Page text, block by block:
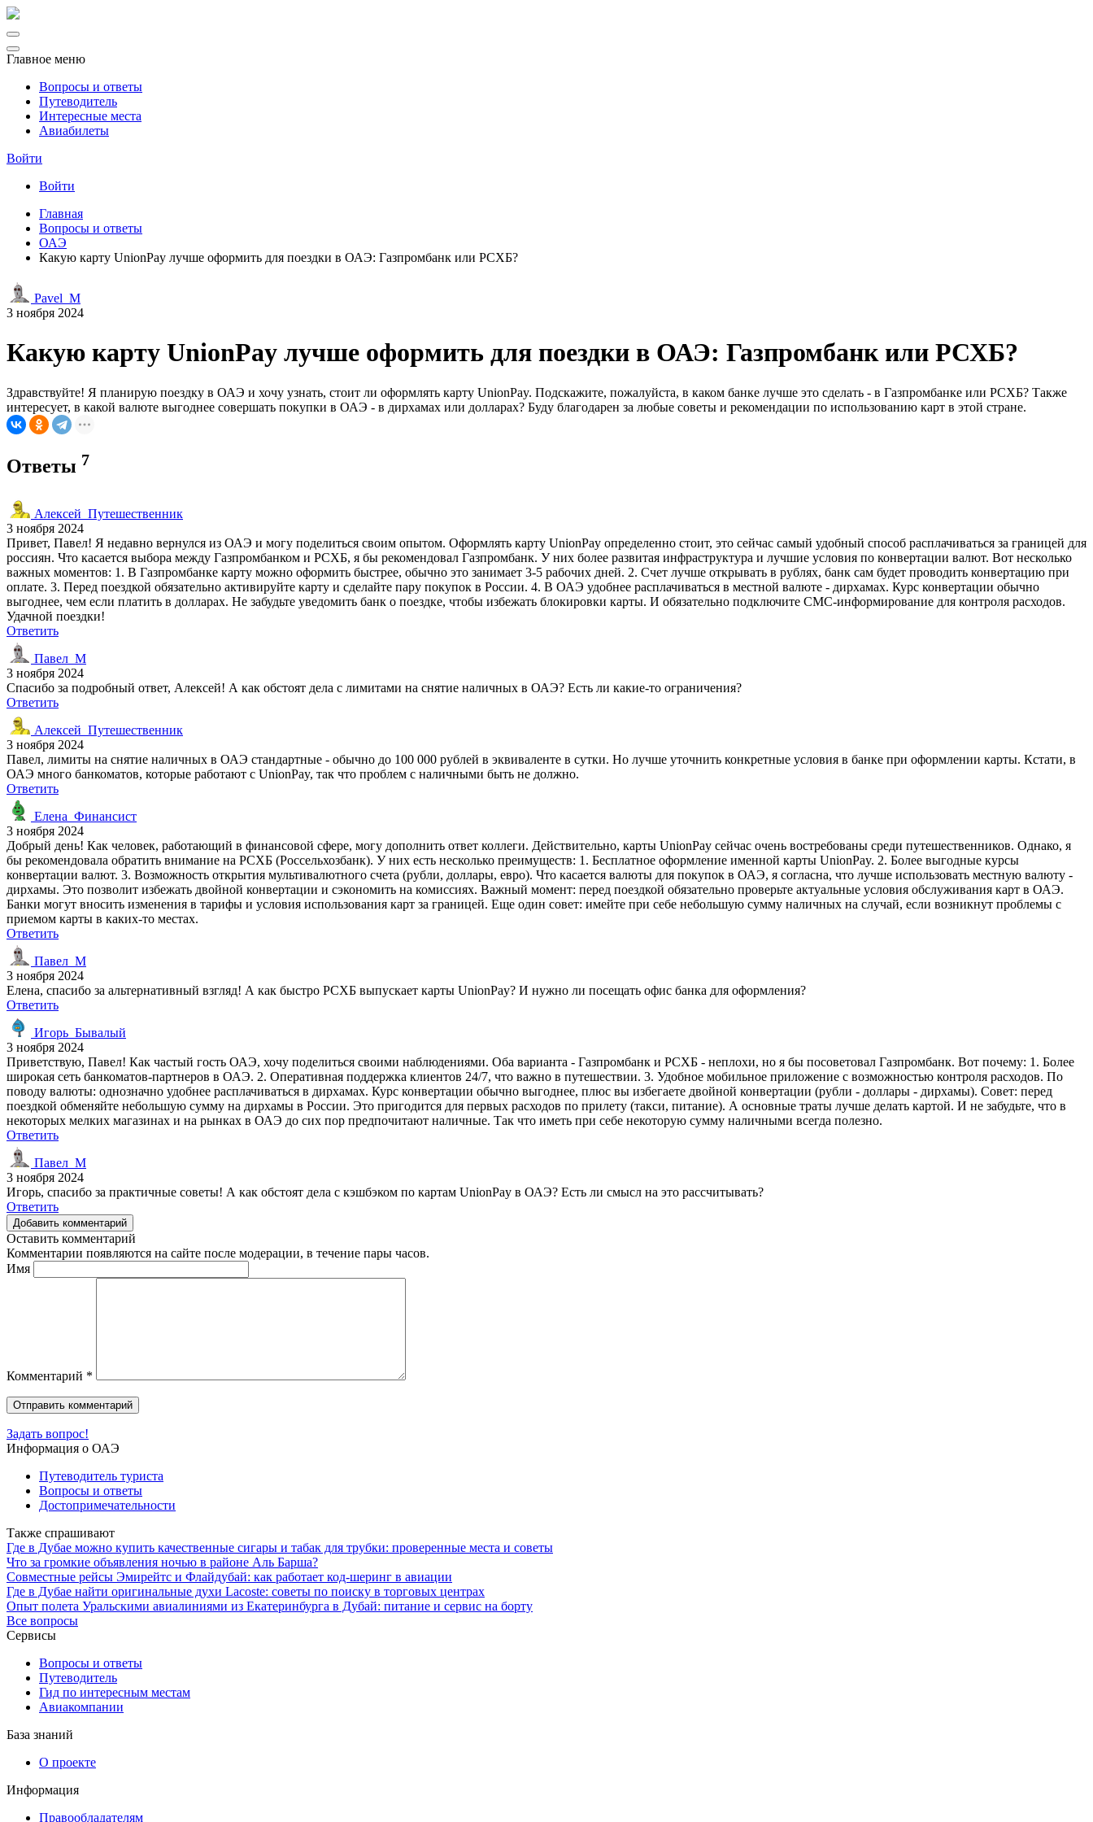
Главное меню
Вопросы и ответы
Путеводитель
Интересные места
Авиабилеты
Войти
Войти
Главная
Вопросы и ответы
ОАЭ
Какую карту UnionPay лучше оформить для поездки в ОАЭ: Газпромбанк или РСХБ?
Pavel_M
3 ноября 2024
Какую карту UnionPay лучше оформить для поездки в ОАЭ: Газпромбанк или РСХБ?
Здравствуйте! Я планирую поездку в ОАЭ и хочу узнать, стоит ли оформлять карту UnionPay. Подскажите, пожалуйста, в каком банке лучше это сделать - в Газпромбанке или РСХБ? Также
интересует, в какой валюте выгоднее совершать покупки в ОАЭ - в дирхамах или долларах? Буду благодарен за любые советы и рекомендации по использованию карт в этой стране.
Ответы 7
Алексей_Путешественник
3 ноября 2024
Привет, Павел! Я недавно вернулся из ОАЭ и могу поделиться своим опытом. Оформлять карту UnionPay определенно стоит, это сейчас самый удобный способ расплачиваться за границей для
россиян. Что касается выбора между Газпромбанком и РСХБ, я бы рекомендовал Газпромбанк. У них более развитая инфраструктура и лучшие условия по конвертации валют. Вот несколько
важных моментов: 1. В Газпромбанке карту можно оформить быстрее, обычно это занимает 3-5 рабочих дней. 2. Счет лучше открывать в рублях, банк сам будет проводить конвертацию при
оплате. 3. Перед поездкой обязательно активируйте карту и сделайте пару покупок в России. 4. В ОАЭ удобнее расплачиваться в местной валюте - дирхамах. Курс конвертации обычно
выгоднее, чем если платить в долларах. Не забудьте уведомить банк о поездке, чтобы избежать блокировки карты. И обязательно подключите СМС-информирование для контроля расходов.
Удачной поездки!
Ответить
Павел_М
3 ноября 2024
Спасибо за подробный ответ, Алексей! А как обстоят дела с лимитами на снятие наличных в ОАЭ? Есть ли какие-то ограничения?
Ответить
Алексей_Путешественник
3 ноября 2024
Павел, лимиты на снятие наличных в ОАЭ стандартные - обычно до 100 000 рублей в эквиваленте в сутки. Но лучше уточнить конкретные условия в банке при оформлении карты. Кстати, в
ОАЭ много банкоматов, которые работают с UnionPay, так что проблем с наличными быть не должно.
Ответить
Елена_Финансист
3 ноября 2024
Добрый день! Как человек, работающий в финансовой сфере, могу дополнить ответ коллеги. Действительно, карты UnionPay сейчас очень востребованы среди путешественников. Однако, я
бы рекомендовала обратить внимание на РСХБ (Россельхозбанк). У них есть несколько преимуществ: 1. Бесплатное оформление именной карты UnionPay. 2. Более выгодные курсы
конвертации валют. 3. Возможность открытия мультивалютного счета (рубли, доллары, евро). Что касается валюты для покупок в ОАЭ, я согласна, что лучше использовать местную валюту -
дирхамы. Это позволит избежать двойной конвертации и сэкономить на комиссиях. Важный момент: перед поездкой обязательно проверьте актуальные условия обслуживания карт в ОАЭ.
Банки могут вносить изменения в тарифы и условия использования карт за границей. Еще один совет: имейте при себе небольшую сумму наличных на случай, если возникнут проблемы с
приемом карты в каких-то местах.
Ответить
Павел_М
3 ноября 2024
Елена, спасибо за альтернативный взгляд! А как быстро РСХБ выпускает карты UnionPay? И нужно ли посещать офис банка для оформления?
Ответить
Игорь_Бывалый
3 ноября 2024
Приветствую, Павел! Как частый гость ОАЭ, хочу поделиться своими наблюдениями. Оба варианта - Газпромбанк и РСХБ - неплохи, но я бы посоветовал Газпромбанк. Вот почему: 1. Более
широкая сеть банкоматов-партнеров в ОАЭ. 2. Оперативная поддержка клиентов 24/7, что важно в путешествии. 3. Удобное мобильное приложение с возможностью контроля расходов. По
поводу валюты: однозначно удобнее расплачиваться в дирхамах. Курс конвертации обычно выгоднее, плюс вы избегаете двойной конвертации (рубли - доллары - дирхамы). Совет: перед
поездкой обменяйте небольшую сумму на дирхамы в России. Это пригодится для первых расходов по прилету (такси, питание). А основные траты лучше делать картой. И не забудьте, что в
некоторых мелких магазинах и на рынках в ОАЭ до сих пор предпочитают наличные. Так что иметь при себе некоторую сумму наличными всегда полезно.
Ответить
Павел_М
3 ноября 2024
Игорь, спасибо за практичные советы! А как обстоят дела с кэшбэком по картам UnionPay в ОАЭ? Есть ли смысл на это рассчитывать?
Ответить
Добавить комментарий
Оставить комментарий
Комментарии появляются на сайте после модерации, в течение пары часов.
Имя
Комментарий *
Задать вопрос!
Информация о ОАЭ
Путеводитель туриста
Вопросы и ответы
Достопримечательности
Также спрашивают
Где в Дубае можно купить качественные сигары и табак для трубки: проверенные места и советы
Что за громкие объявления ночью в районе Аль Барша?
Совместные рейсы Эмирейтс и Флайдубай: как работает код-шеринг в авиации
Где в Дубае найти оригинальные духи Lacoste: советы по поиску в торговых центрах
Опыт полета Уральскими авиалиниями из Екатеринбурга в Дубай: питание и сервис на борту
Все вопросы
Сервисы
Вопросы и ответы
Путеводитель
Гид по интересным местам
Авиакомпании
База знаний
О проекте
Информация
Правообладателям